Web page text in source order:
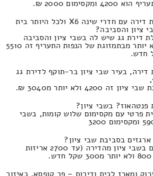
2000 ₪.
כמה נשלם על העברת דירה עם חדרי שינה X6 ולכל היותר בית
ציון והסביבה?
דירת גג שיש לה בשבי ציון והסביבה
שישה חדרי שינה ולא יותר מבתמזוגת של הנפות התעריף זה 5510
בעיר שבי ציון בר-תוקף לדירת גג
ולא יותר מ3040 ₪.
בשבי ציון?
פרטי עם מקסימום שלוש קומות, בשבי
בסביבת שבי ציון?
הובלת מספר קרטונים בשבי ציון מהדירה (עד 2700 אריזות